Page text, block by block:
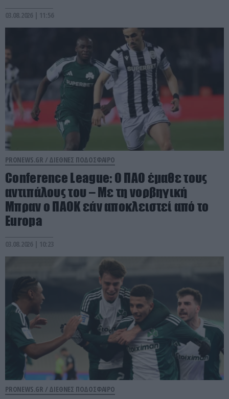
03.08.2026 | 11:56
PRONEWS.GR / ΔΙΕΘΝΕΣ ΠΟΔΟΣΦΑΙΡΟ
Conference League: Ο ΠΑΟ έμαθε τους
αντιπάλους του – Με τη νορβηγική
Μπραν ο ΠΑΟΚ εάν αποκλειστεί από το
Europa
03.08.2026 | 10:23
PRONEWS.GR / ΔΙΕΘΝΕΣ ΠΟΔΟΣΦΑΙΡΟ